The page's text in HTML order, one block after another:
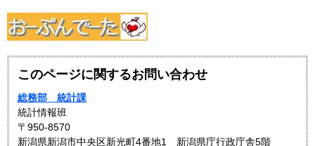
このページに関するお問い合わせ
総務部 統計課
統計情報班
〒950-8570
新潟県新潟市中央区新光町4番地1 新潟県庁行政庁舎5階